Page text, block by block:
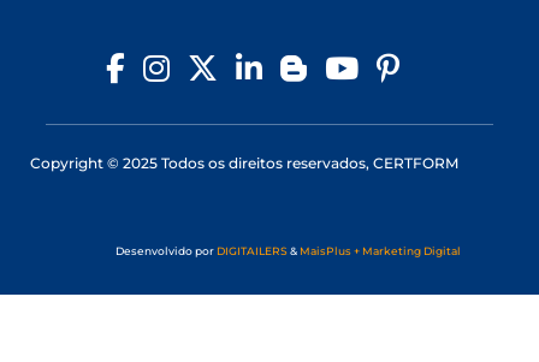
Copyright © 2025 Todos os direitos reservados, CERTFORM
Desenvolvido por DIGITAILERS& MaisPlus + Marketing Digital